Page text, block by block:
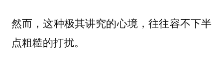
然而，这种极其讲究的心境，往往容不下半
点粗糙的打扰。